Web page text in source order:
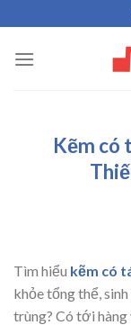
to
content
Kẽm có
Tìm hiểu kẽm có
khỏe tổng thể,
trùng? Có tới